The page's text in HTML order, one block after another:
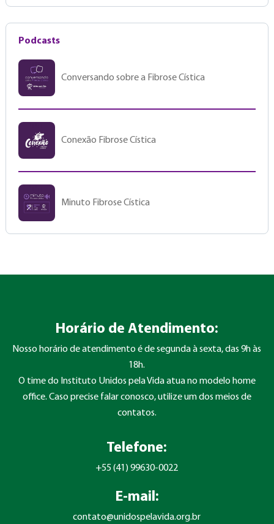
Podcasts
Conversando sobre a Fibrose Cística
Conexão Fibrose Cística
Minuto Fibrose Cística
Horário de Atendimento:
Nosso horário de atendimento é de segunda à sexta, das 9h às
18h.
O time do Instituto Unidos pela Vida atua no modelo home
office. Caso precise falar conosco, utilize um dos meios de
contatos.
Telefone:
+55 (41) 99630-0022
E-mail:
contato@unidospelavida.org.br